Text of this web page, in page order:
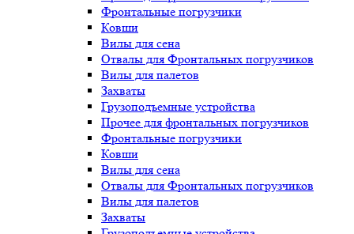
Фронтальные погрузчики
Ковши
Вилы для сена
Отвалы для Фронтальных погрузчиков
Вилы для палетов
Захваты
Грузоподъемные устройства
Прочее для фронтальных погрузчиков
Фронтальные погрузчики
Ковши
Вилы для сена
Отвалы для Фронтальных погрузчиков
Вилы для палетов
Захваты